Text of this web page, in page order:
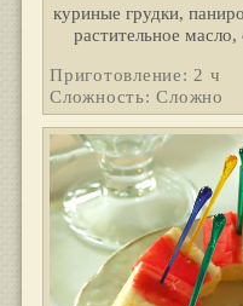
куриные грудки,
растительное
Приготовление: 2 ч
Сложность: Сложно